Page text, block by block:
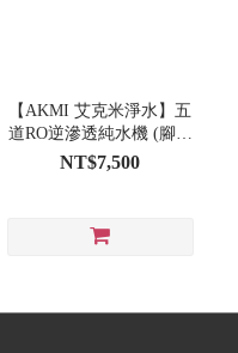
【AKMI 艾克米淨水】五
道RO逆滲透純水機 (腳架
型)
NT$7,500